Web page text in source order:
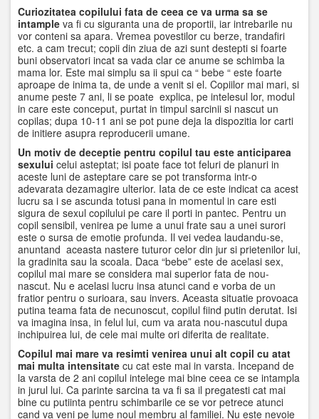
Curiozitatea copilului fata de ceea ce va urma sa se
intample va fi cu siguranta una de proportii, iar intrebarile nu
vor conteni sa apara. Vremea povestilor cu berze, trandafiri
etc. a cam trecut; copii din ziua de azi sunt destepti si foarte
buni observatori incat sa vada clar ce anume se schimba la
mama lor. Este mai simplu sa ii spui ca “ bebe “ este foarte
aproape de inima ta, de unde a venit si el. Copiilor mai mari, si
anume peste 7 ani, li se poate explica, pe intelesul lor, modul
in care este conceput, purtat in timpul sarcinii si nascut un
copilas; dupa 10-11 ani se pot pune deja la dispozitia lor carti
de initiere asupra reproducerii umane.
Un motiv de deceptie pentru copilul tau este anticiparea
sexului celui asteptat; isi poate face tot feluri de planuri in
aceste luni de asteptare care se pot transforma intr-o
adevarata dezamagire ulterior. Iata de ce este indicat ca acest
lucru sa i se ascunda totusi pana in momentul in care esti
sigura de sexul copilului pe care il porti in pantec. Pentru un
copil sensibil, venirea pe lume a unui frate sau a unei surori
este o sursa de emotie profunda. Il vei vedea laudandu-se,
anuntand aceasta nastere tuturor celor din jur si prietenilor lui,
la gradinita sau la scoala. Daca “bebe” este de acelasi sex,
copilul mai mare se considera mai superior fata de nou-
nascut. Nu e acelasi lucru insa atunci cand e vorba de un
fratior pentru o surioara, sau invers. Aceasta situatie provoaca
putina teama fata de necunoscut, copilul fiind putin derutat. Isi
va imagina insa, in felul lui, cum va arata nou-nascutul dupa
inchipuirea lui, de cele mai multe ori diferita de realitate.
Copilul mai mare va resimti venirea unui alt copil cu atat
mai multa intensitate cu cat este mai in varsta. Incepand de
la varsta de 2 ani copilul intelege mai bine ceea ce se intampla
in jurul lui. Ca parinte sarcina ta va fi sa il pregatesti cat mai
bine cu putiinta pentru schimbarile ce se vor petrece atunci
cand va veni pe lume noul membru al familiei. Nu este nevoie